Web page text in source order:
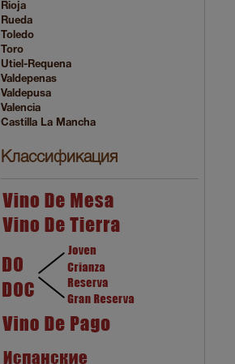
Rioja
Rueda
Toledo
Toro
Utiel-Requena
Valdepenas
Valdepusa
Valencia
Сastilla La Mancha
Классификация